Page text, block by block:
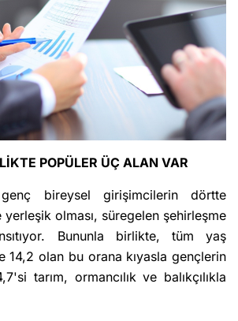
POPÜLER ÜÇ ALAN VAR
bireysel girişimcilerin dörtte
olması, süregelen şehirleşme
Bununla birlikte, tüm yaş
14,2 olan bu orana kıyasla gençlerin
tarım, ormancılık ve balıkçılıkla